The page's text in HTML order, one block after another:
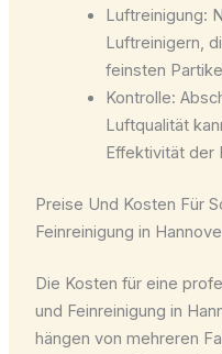
Luftreinigung:
Luftreinigern,
feinsten
Kontrolle:
Luftqualität
Effektivität der
Preise Und Kosten Für
Feinreinigung in
Die Kosten für eine
und Feinreinigung in
hängen von mehreren